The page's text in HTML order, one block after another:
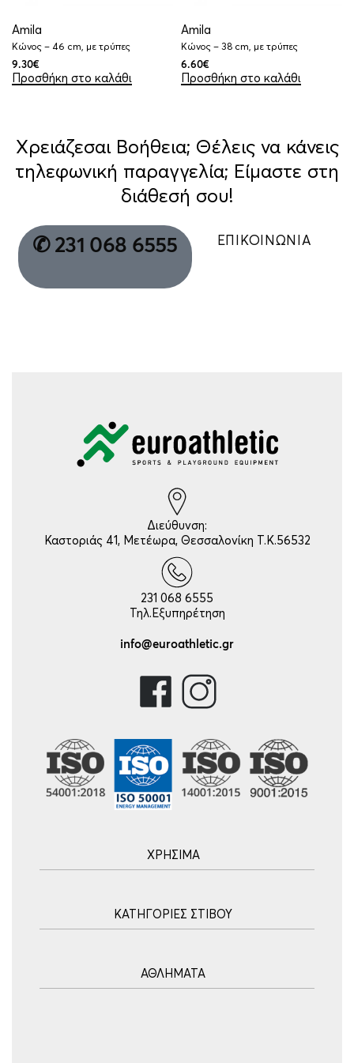
Amila
Κώνος – 46 cm, με τρύπες
9.30€
Προσθήκη στο καλάθι
Amila
Κώνος – 38 cm, με τρύπες
6.60€
Προσθήκη στο καλάθι
Χρειάζεσαι Βοήθεια; Θέλεις να κάνεις
τηλεφωνική παραγγελία; Είμαστε στη
διάθεσή σου!
✆ 231 068 6555 ΕΠΙΚΟΙΝΩΝΙΑ
Διεύθυνση:
Καστοριάς 41, Μετέωρα, Θεσσαλονίκη Τ.Κ.56532
231 068 6555
Τηλ.Εξυπηρέτηση
info@euroathletic.gr
ΧΡΗΣΙΜΑ
Τρόποι Πληρωμής
ΚΑΤΗΓΟΡΙΕΣ ΣΤΙΒΟΥ
ΑΘΛΗΜΑΤΑ